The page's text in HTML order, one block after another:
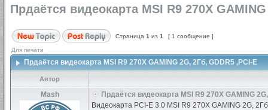
Прдаётся видеокарта MSI R9 270X
Страница 1 из 1 [ 1 сообщение ]
Для печати
Прдаётся видеокарта MSI R9 270X GAMING 2G, 2Гб, GDDR5 ,PCI-E
Автор
Mash
Прдаётся видеокарта MSI R9 270X GAMING
Видеокарта PCI-E 3.0 MSI R9 270X GAMING 2G,